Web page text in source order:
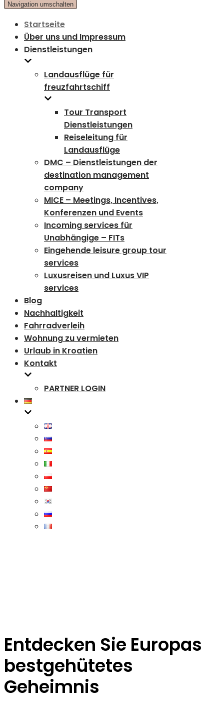
Navigation umschalten
Startseite
Über uns und Impressum
Dienstleistungen
Landausflüge für
freuzfahrtschiff
Tour Transport
Dienstleistungen
Reiseleitung für
Landausflüge
DMC – Dienstleistungen der
destination management
company
MICE – Meetings, Incentives,
Konferenzen und Events
Incoming services für
Unabhängige – FITs
Eingehende leisure group tour
services
Luxusreisen und Luxus VIP
services
Blog
Nachhaltigkeit
Fahrradverleih
Wohnung zu vermieten
Urlaub in Kroatien
Kontakt
PARTNER LOGIN
Entdecken Sie Europas
bestgehütetes
Geheimnis